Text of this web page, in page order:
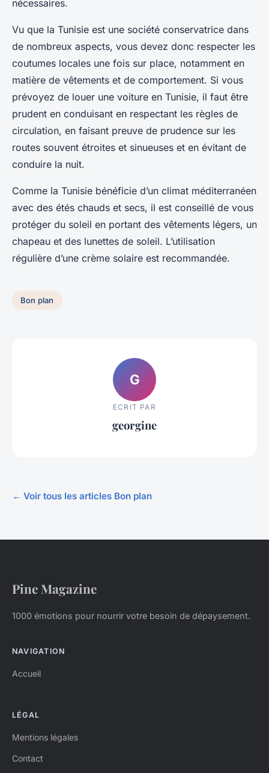
nécessaires.
Vu que la Tunisie est une société conservatrice dans
de nombreux aspects, vous devez donc respecter les
coutumes locales une fois sur place, notamment en
matière de vêtements et de comportement. Si vous
prévoyez de louer une voiture en Tunisie, il faut être
prudent en conduisant en respectant les règles de
circulation, en faisant preuve de prudence sur les
routes souvent étroites et sinueuses et en évitant de
conduire la nuit.
Comme la Tunisie bénéficie d’un climat méditerranéen
avec des étés chauds et secs, il est conseillé de vous
protéger du soleil en portant des vêtements légers, un
chapeau et des lunettes de soleil. L’utilisation
régulière d’une crème solaire est recommandée.
Bon plan
G
ECRIT PAR
georgine
← Voir tous les articles Bon plan
Pine Magazine
1000 émotions pour nourrir votre besoin de dépaysement.
NAVIGATION
Accueil
LÉGAL
Mentions légales
Contact